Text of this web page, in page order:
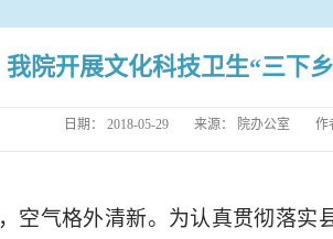
我院开展文化科技卫生“三下
日期： 2018-05-29 来源： 院办公室 作
， 空气格外清新。为认真贯彻落实